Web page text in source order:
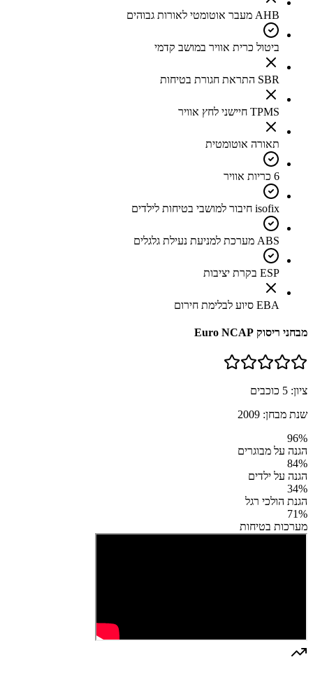
AHB מעבר אוטומטי לאורות גבוהים
ביטול כרית אוויר במושב קדמי
SBR התראת חגורת בטיחות
TPMS חיישני לחץ אוויר
תאורה אוטומטית
6 כריות אוויר
isofix חיבור למושבי בטיחות לילדים
ABS מערכת למניעת נעילת גלגלים
ESP בקרת יציבות
EBA סיוע לבלימת חירום
מבחני ריסוק Euro NCAP
ציון: 5 כוכבים
שנת מבחן: 2009
96%
הגנה על מבוגרים
84%
הגנה על ילדים
34%
הגנת הולכי רגל
71%
מערכות בטיחות